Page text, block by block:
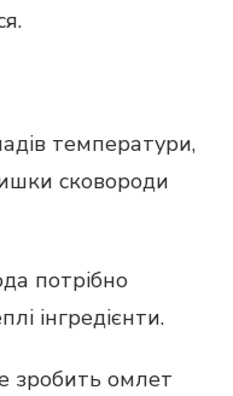
температури,
сковороди
потрібно
інгредієнти.
зробить омлет